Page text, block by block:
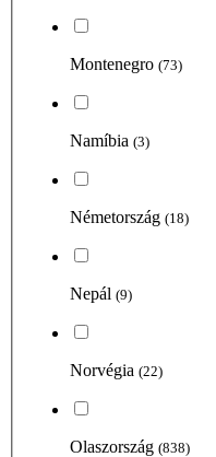
Montenegro (73)
Namíbia (3)
Németország (18)
Nepál (9)
Norvégia (22)
Olaszország (838)